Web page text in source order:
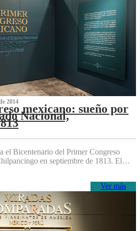
2014
mexicano: sueño por
Nacional,
el Bicentenario del Primer Congreso
en septiembre de 1813. El…
Ver más